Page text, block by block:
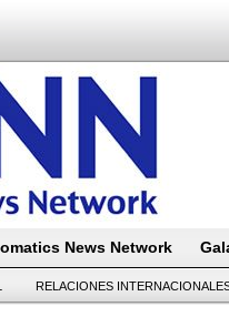
News Network
RELACIONES